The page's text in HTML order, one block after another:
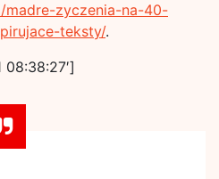
zyczenia-na-40-
teksty/.